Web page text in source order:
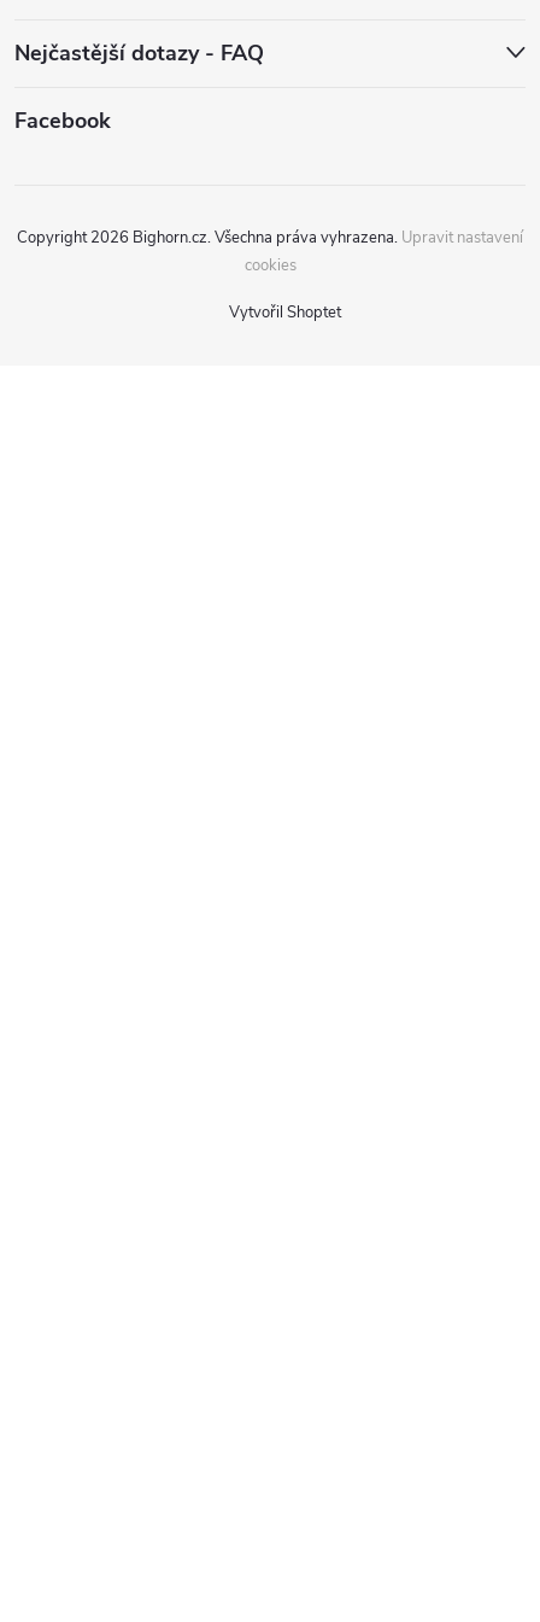
Nejčastější dotazy - FAQ
Facebook
Vytvořil Shoptet
Copyright 2026 Bighorn.cz. Všechna práva vyhrazena. Upravit nastavení
cookies